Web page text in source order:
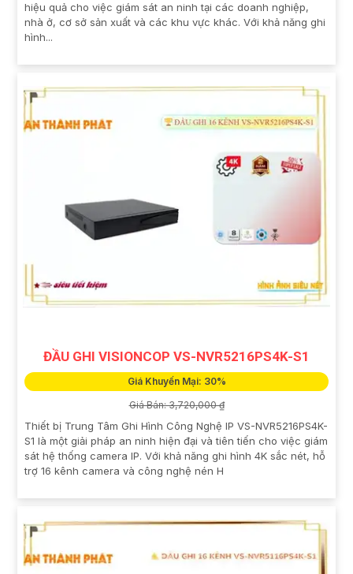
hiệu quả cho việc giám sát an ninh tại các doanh nghiệp,
nhà ở, cơ sở sản xuất và các khu vực khác. Với khả năng ghi
hình...
ĐẦU GHI VISIONCOP VS-NVR5216PS4K-S1
Giá Khuyến Mại: 30%
Giá Bán: 3,720,000 ₫
Thiết bị Trung Tâm Ghi Hình Công Nghệ IP VS-NVR5216PS4K-
S1 là một giải pháp an ninh hiện đại và tiên tiến cho việc giám
sát hệ thống camera IP. Với khả năng ghi hình 4K sắc nét, hỗ
trợ 16 kênh camera và công nghệ nén H